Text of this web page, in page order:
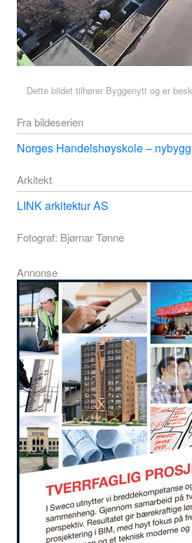
Dette bildet tilhører Byggenytt og er
Fra bildeserien
Norges Handelshøyskole – nybygg
Arkitekt
LINK arkitektur AS
Fotograf: Bjørnar Tønne
Annonse